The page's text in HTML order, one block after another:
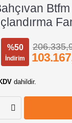
%50
İndirim
dahildir.